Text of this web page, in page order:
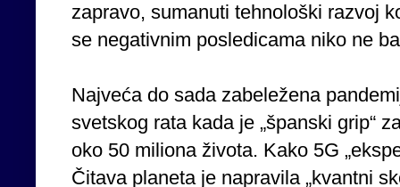
zapravo, sumanuti tehnološki razvoj
se negativnim posledicama niko ne
Najveća do sada zabeležena
svetskog rata kada je „španski grip“
oko 50 miliona života. Kako 5G
Čitava planeta je napravila „kvantni